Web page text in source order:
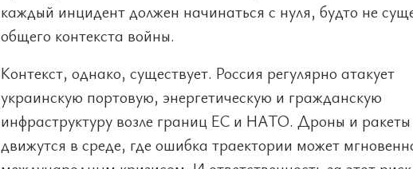
каждый инцидент должен начинаться с нуля, будто не
общего контекста войны.
Контекст, однако, существует. Россия регулярно атакует
украинскую портовую, энергетическую и гражданскую
инфраструктуру возле границ ЕС и НАТО. Дроны и ракеты
движутся в среде, где ошибка траектории может